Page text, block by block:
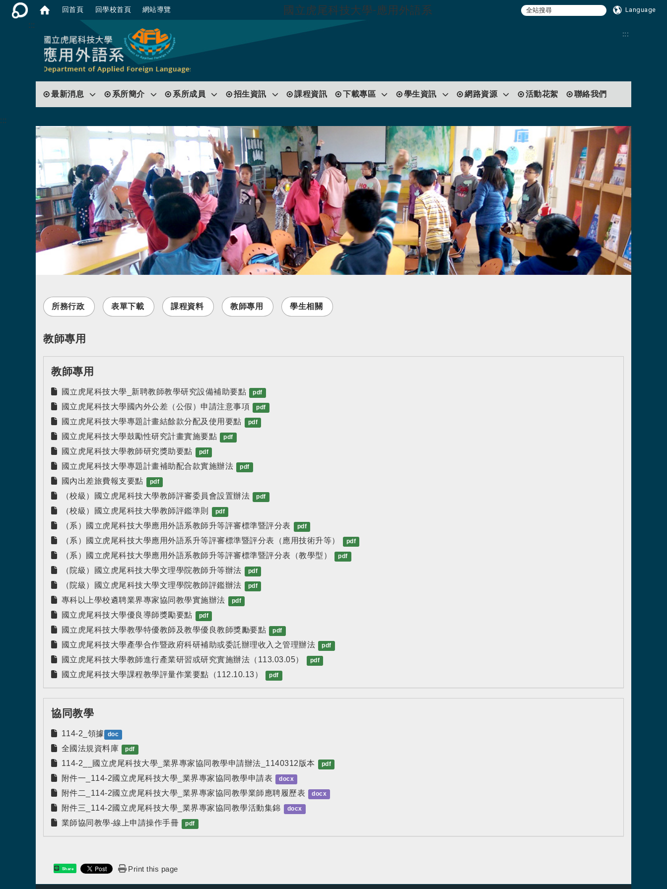
回首頁 回學校首頁 網站導覽 國立虎尾科技大學-應用外語系 Language
跳到主要內容 :::
:::
最新消息 系所簡介 系所成員 招生資訊 課程資訊 下載專區 學生資訊 網路資源 活動花絮 聯絡我們
:::
所務行政 表單下載 課程資料 教師專用 學生相關
教師專用
教師專用
國立虎尾科技大學_新聘教師教學研究設備補助要點 pdf
國立虎尾科技大學國內外公差（公假）申請注意事項 pdf
國立虎尾科技大學專題計畫結餘款分配及使用要點 pdf
國立虎尾科技大學鼓勵性研究計畫實施要點 pdf
國立虎尾科技大學教師研究獎助要點 pdf
國立虎尾科技大學專題計畫補助配合款實施辦法 pdf
國內出差旅費報支要點 pdf
（校級）國立虎尾科技大學教師評審委員會設置辦法 pdf
（校級）國立虎尾科技大學教師評鑑準則 pdf
（系）國立虎尾科技大學應用外語系教師升等評審標準暨評分表 pdf
（系）國立虎尾科技大學應用外語系升等評審標準暨評分表（應用技術升等） pdf
（系）國立虎尾科技大學應用外語系教師升等評審標準暨評分表（教學型） pdf
（院級）國立虎尾科技大學文理學院教師升等辦法 pdf
（院級）國立虎尾科技大學文理學院教師評鑑辦法 pdf
專科以上學校遴聘業界專家協同教學實施辦法 pdf
國立虎尾科技大學優良導師獎勵要點 pdf
國立虎尾科技大學教學特優教師及教學優良教師獎勵要點 pdf
國立虎尾科技大學產學合作暨政府科研補助或委託辦理收入之管理辦法 pdf
國立虎尾科技大學教師進行產業研習或研究實施辦法（113.03.05） pdf
國立虎尾科技大學課程教學評量作業要點（112.10.13） pdf
協同教學
114-2_領據 doc
全國法規資料庫 pdf
114-2__國立虎尾科技大學_業界專家協同教學申請辦法_1140312版本 pdf
附件一_114-2國立虎尾科技大學_業界專家協同教學申請表 docx
附件二_114-2國立虎尾科技大學_業界專家協同教學業師應聘履歷表 docx
附件三_114-2國立虎尾科技大學_業界專家協同教學活動集錦 docx
業師協同教學-線上申請操作手冊 pdf
Share Print this page